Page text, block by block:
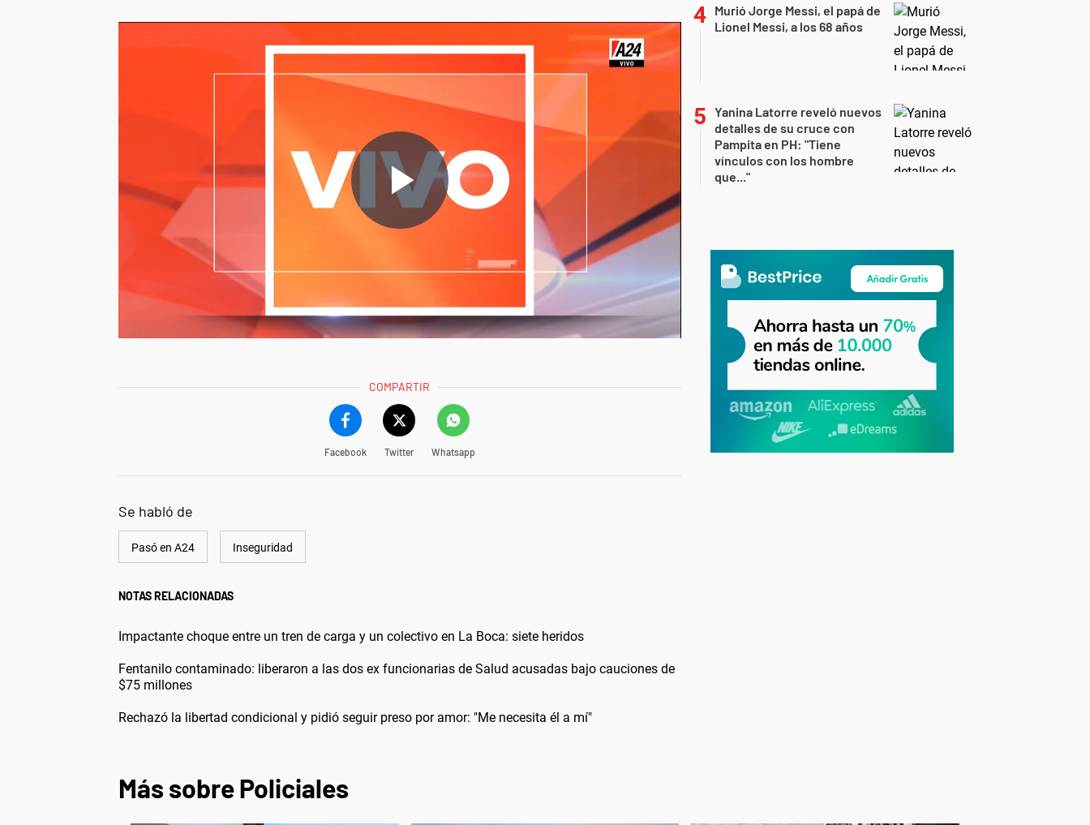
COMPARTIR
Facebook Twitter Whatsapp
Se habló de
Pasó en A24 Inseguridad
NOTAS RELACIONADAS
Impactante choque entre un tren de carga y un colectivo en La Boca: siete heridos
Fentanilo contaminado: liberaron a las dos ex funcionarias de Salud acusadas bajo cauciones de
$75 millones
Rechazó la libertad condicional y pidió seguir preso por amor: "Me necesita él a mí"
Murió Jorge Messi, el papá de
Lionel Messi, a los 68 años
Yanina Latorre reveló nuevos
detalles de su cruce con
Pampita en PH: "Tiene
vínculos con los hombre
que..."
Más sobre Policiales